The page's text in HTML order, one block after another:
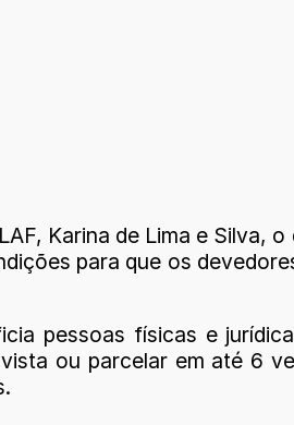
Karina de Lima e Silva,
para que os
pessoas físicas e
ou parcelar em até 6